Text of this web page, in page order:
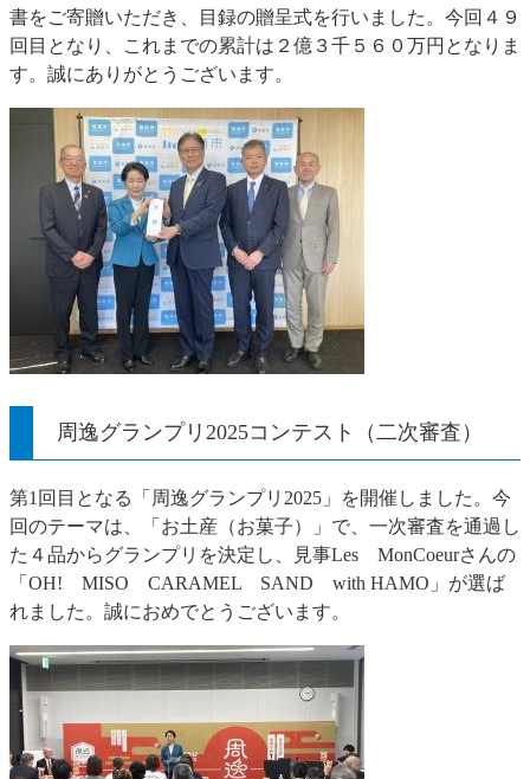
書をご寄贈いただき、目録の贈呈式を行いました。今回４９
回目となり、これまでの累計は２億３千５６０万円となりま
す。誠にありがとうございます。
周逸グランプリ2025コンテスト（二次審査）
第1回目となる「周逸グランプリ2025」を開催しました。今
回のテーマは、「お土産（お菓子）」で、一次審査を通過し
た４品からグランプリを決定し、見事Les MonCoeurさんの
「OH! MISO CARAMEL SAND with HAMO」が選ば
れました。誠におめでとうございます。